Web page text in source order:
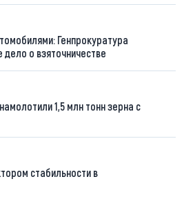
Генпрокуратура
дело о взяточничестве
1,5 млн тонн зерна с
стабильности в